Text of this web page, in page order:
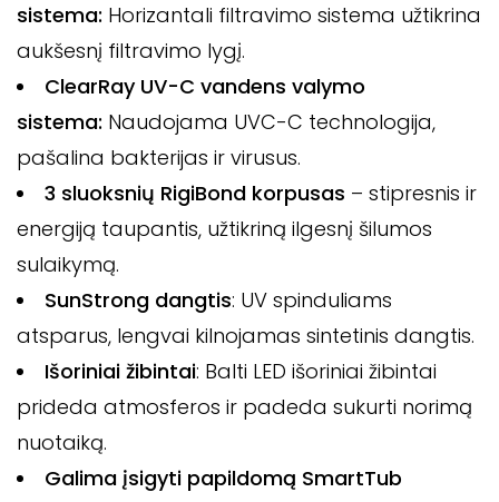
sistema: Horizantali filtravimo sistema užtikrina
aukšesnį filtravimo lygį.
ClearRay UV-C vandens valymo
sistema: Naudojama UVC-C technologija,
pašalina bakterijas ir virusus.
3 sluoksnių RigiBond korpusas – stipresnis ir
energiją taupantis, užtikriną ilgesnį šilumos
sulaikymą.
SunStrong dangtis: UV spinduliams
atsparus, lengvai kilnojamas sintetinis dangtis.
Išoriniai žibintai: Balti LED išoriniai žibintai
prideda atmosferos ir padeda sukurti norimą
nuotaiką.
Galima įsigyti papildomą SmartTub